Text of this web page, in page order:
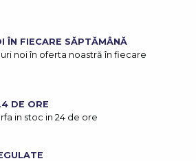
ÎN FIECARE SĂPTĂMÂNĂ
noi în oferta noastră în fiecare
DE ORE
in stoc in 24 de ore